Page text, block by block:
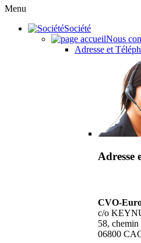
Menu
Société
Nous
Adresse et
Adresse
CVO-
c/o
58,
06800